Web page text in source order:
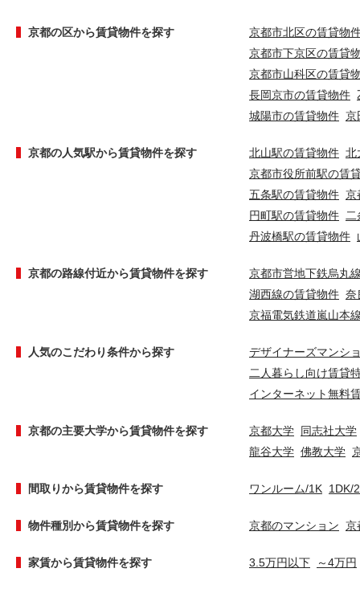
京都の区から賃貸物件を探す
京都市北区の賃貸物
京都市下京区の賃貸
京都市山科区の賃貸
長岡京市の賃貸物件
城陽市の賃貸物件 京
京都の人気駅から賃貸物件を探す 北山駅の賃貸物件 北
京都市役所前駅の賃
五条駅の賃貸物件 京
円町駅の賃貸物件 二
丹波橋駅の賃貸物件
京都の路線付近から賃貸物件を探す
京都市営地下鉄烏丸
湖西線の賃貸物件 奈
京福電気鉄道嵐山本
人気のこだわり条件から探す
デザイナーズマンシ
二人暮らし向け賃貸
インターネット無料
京都の主要大学から賃貸物件を探す 京都大学 同志社大学
龍谷大学 佛教大学
間取りから賃貸物件を探す ワンルーム/1K 1DK/
物件種別から賃貸物件を探す 京都のマンション 京
家賃から賃貸物件を探す 3.5万円以下 ～4万円